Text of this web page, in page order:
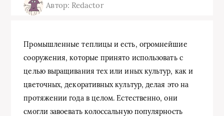
Автор: Redactor
Промышленные теплицы и есть, огромнейшие
сооружения, которые принято использовать с
целью выращивания тех или иных культур, как и
цветочных, декоративных культур, делая это на
протяжении года в целом. Естественно, они
смогли завоевать колоссальную популярность